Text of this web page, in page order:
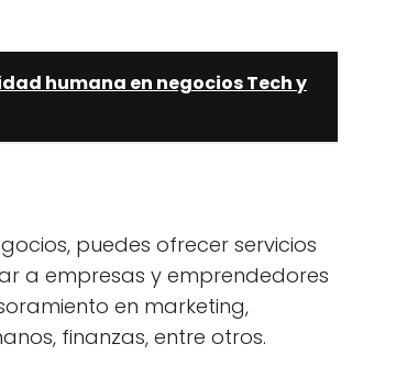
humana en negocios Tech y
puedes ofrecer servicios
a empresas y emprendedores
en marketing,
finanzas, entre otros.